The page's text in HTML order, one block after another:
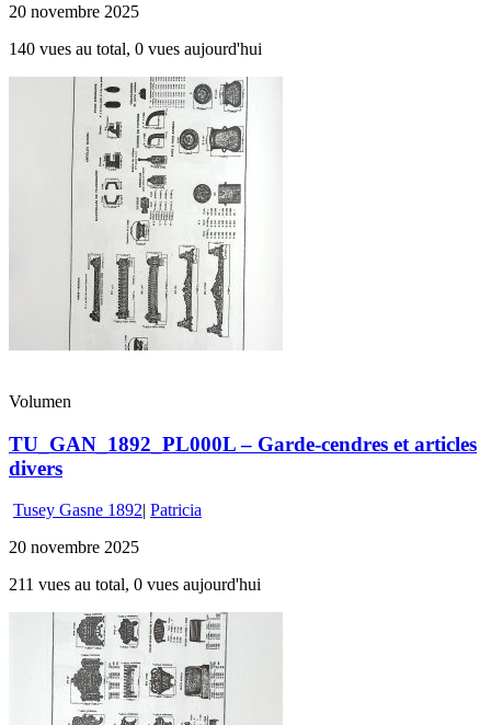
20 novembre 2025
140 vues au total, 0 vues aujourd'hui
Volumen
TU_GAN_1892_PL000L – Garde-cendres et articles
divers
Tusey Gasne 1892| Patricia
20 novembre 2025
211 vues au total, 0 vues aujourd'hui